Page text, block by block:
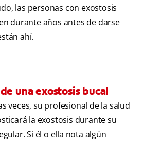
las personas con exostosis
durante años antes de darse
ahí.
una exostosis bucal
veces, su profesional de la salud
la exostosis durante su
Si él o ella nota algún